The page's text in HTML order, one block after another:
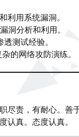
位和利用系统漏洞。
用漏洞分析和利用。
渗透测试经验。
复杂的网络攻防演练。
尽责，有耐心。善
认真。态度认真。